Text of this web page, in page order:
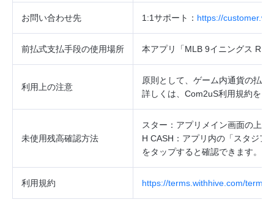
お問い合わせ先 1:1サポート： https://
前払式支払手段の使用場所 本アプリ「MLB 9イニングス
利用上の注意
原則として、ゲーム内通貨の払
詳しくは、 Com2uS利用規約をご
未使用残高確認方法
スター：アプリメイン画面の上
H CASH ：アプリ内の「スタジ
をタップすると確認できます。
利用規約 https://terms.withhive.com/terms/